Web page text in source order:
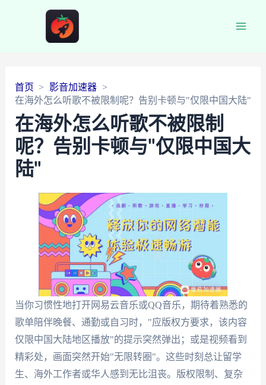
首页
影音加速器
在海外怎么听歌不被限制呢？告别卡顿与"仅限中国大陆"
在海外怎么听歌不被限制
呢？告别卡顿与"仅限中国大
陆"
当你习惯性地打开网易云音乐或QQ音乐，期待着熟悉的
歌单陪伴晚餐、通勤或自习时，"应版权方要求，该内容
仅限中国大陆地区播放"的提示突然弹出；或是视频看到
精彩处，画面突然开始"无限转圈"。这些时刻总让留学
生、海外工作者或华人感到无比沮丧。版权限制、复杂